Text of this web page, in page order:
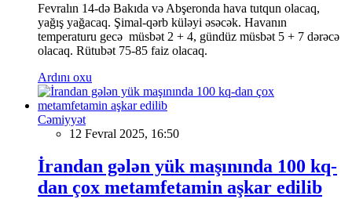
Fevralın 14-də Bakıda və Abşeronda hava tutqun olacaq,
yağış yağacaq. Şimal-qərb küləyi əsəcək. Havanın
temperaturu gecə müsbət 2 + 4, gündüz müsbət 5 + 7 dərəcə
olacaq. Rütubət 75-85 faiz olacaq.
Ardını oxu
Cəmiyyət
12 Fevral 2025, 16:50
İrandan gələn yük maşınında 100 kq-
dan çox metamfetamin aşkar edilib